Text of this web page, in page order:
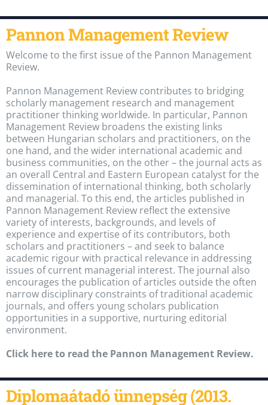
Pannon Management Review
Welcome to the first issue of the Pannon Management
Review.
Pannon Management Review contributes to bridging
scholarly management research and management
practitioner thinking worldwide. In particular, Pannon
Management Review broadens the existing links
between Hungarian scholars and practitioners, on the
one hand, and the wider international academic and
business communities, on the other – the journal acts as
an overall Central and Eastern European catalyst for the
dissemination of international thinking, both scholarly
and managerial. To this end, the articles published in
Pannon Management Review reflect the extensive
variety of interests, backgrounds, and levels of
experience and expertise of its contributors, both
scholars and practitioners – and seek to balance
academic rigour with practical relevance in addressing
issues of current managerial interest. The journal also
encourages the publication of articles outside the often
narrow disciplinary constraints of traditional academic
journals, and offers young scholars publication
opportunities in a supportive, nurturing editorial
environment.
Click here to read the Pannon Management Review.
Diplomaátadó ünnepség (2013.